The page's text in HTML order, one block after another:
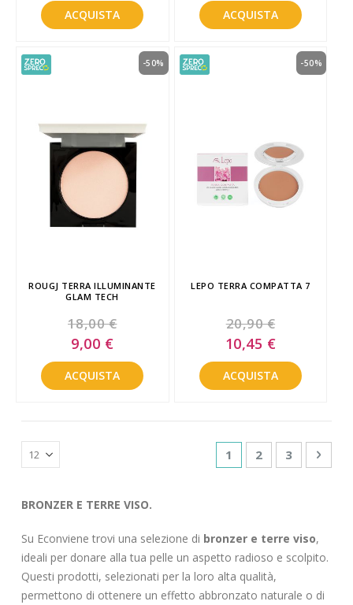
ACQUISTA ACQUISTA
ROUGJ TERRA ILLUMINANTE
GLAM TECH
18,00 €
-50%
Special
Price
9,00 €
ACQUISTA
LEPO TERRA COMPATTA 7
20,90 €
-50%
Special
Price
10,45 €
ACQUISTA
Pagina
Attualmente stai
1 Pagina
2 Pagina
3
BRONZER E TERRE VISO.
Su Econviene trovi una selezione di bronzer e terre viso,
ideali per donare alla tua pelle un aspetto radioso e scolpito.
Questi prodotti, selezionati per la loro alta qualità,
permettono di ottenere un effetto abbronzato naturale o di